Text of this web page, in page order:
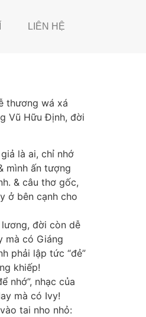
LIÊN HỆ
thương wá xá
Vũ Hữu Định, đời
là ai, chỉ nhớ
mình ấn tượng
& câu thơ gốc,
ở bên cạnh cho
đời còn dễ
mà có Giáng
phải lập tức “đẻ”
khiếp!
nhớ”, nhạc của
mà có Ivy!
tai nho nhỏ: